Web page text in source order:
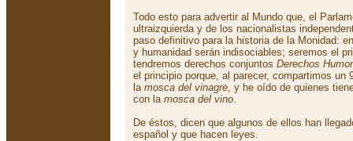
Todo esto para advertir al Mundo que, el
ultraizquierda y de los nacionalistas
paso definitivo para la historia de la Monidad:
y humanidad serán indisociables; seremos el
tendremos derechos conjuntos Derechos
el principio porque, al parecer, compartimos un
la mosca del vinagre, y he oído de quienes
con la mosca del vino.
De éstos, dicen que algunos de ellos han
español y que hacen leyes.